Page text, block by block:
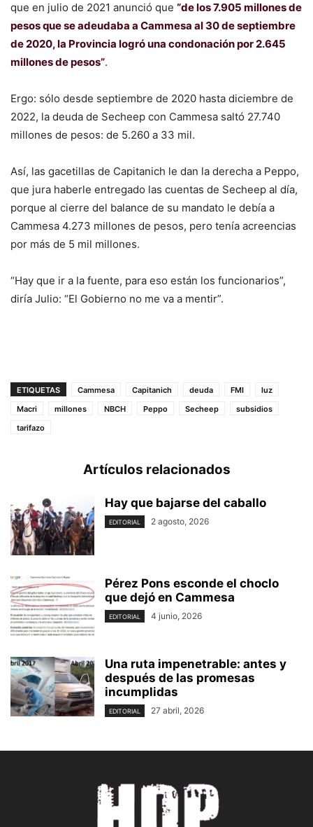
que en julio de 2021 anunció que “de los 7.905 millones de
pesos que se adeudaba a Cammesa al 30 de septiembre
de 2020, la Provincia logró una condonación por 2.645
millones de pesos”.
Ergo: sólo desde septiembre de 2020 hasta diciembre de
2022, la deuda de Secheep con Cammesa saltó 27.740
millones de pesos: de 5.260 a 33 mil.
Así, las gacetillas de Capitanich le dan la derecha a Peppo,
que jura haberle entregado las cuentas de Secheep al día,
porque al cierre del balance de su mandato le debía a
Cammesa 4.273 millones de pesos, pero tenía acreencias
por más de 5 mil millones.
“Hay que ir a la fuente, para eso están los funcionarios”,
diría Julio: “El Gobierno no me va a mentir”.
ETIQUETAS Cammesa Capitanich deuda FMI
luz
Macri
millones NBCH Peppo Secheep
subsidios
tarifazo
Artículos relacionados
Hay que bajarse del caballo
EDITORIAL 2 agosto, 2026
Pérez Pons esconde el choclo
que dejó en Cammesa
EDITORIAL 4 junio, 2026
Una ruta impenetrable: antes y
después de las promesas
incumplidas
EDITORIAL 27 abril, 2026